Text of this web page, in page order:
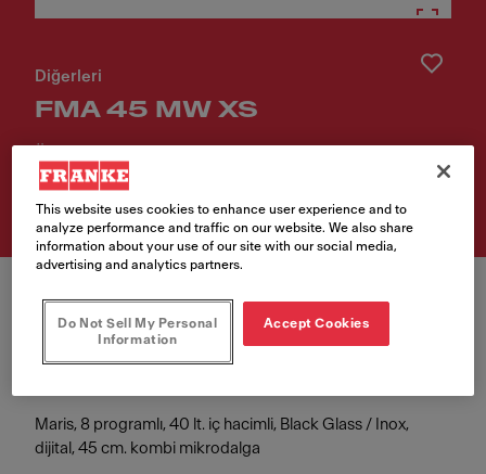
Diğerleri
FMA 45 MW XS
131.0606.104
Maris, 8 programlı, 40 lt. iç hacimli, Black Glass / Inox,
dijital, 45 cm. kombi mikrodalga
This website uses cookies to enhance user experience and to
analyze performance and traffic on our website. We also share
information about your use of our site with our social media,
advertising and analytics partners.
Do Not Sell My Personal
Information
Accept Cookies